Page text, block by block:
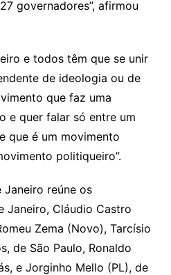
governadores”, afirmou
e todos têm que se unir
de ideologia ou de
que faz uma
e quer falar só entre um
que é um movimento
politiqueiro”.
Janeiro reúne os
Janeiro, Cláudio Castro
Zema (Novo), Tarcísio
de São Paulo, Ronaldo
e Jorginho Mello (PL), de